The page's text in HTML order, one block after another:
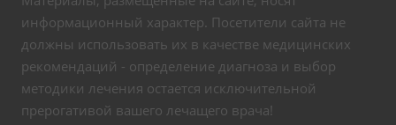
информационный характер. Посетители сайта не
должны использовать их в качестве медицинских
рекомендаций - определение диагноза и выбор
методики лечения остается исключительной
прерогативой вашего лечащего врача!